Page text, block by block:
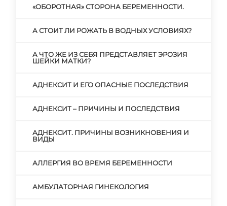
«ОБОРОТНАЯ» СТОРОНА БЕРЕМЕННОСТИ.
А СТОИТ ЛИ РОЖАТЬ В ВОДНЫХ УСЛОВИЯХ?
А ЧТО ЖЕ ИЗ СЕБЯ ПРЕДСТАВЛЯЕТ ЭРОЗИЯ
ШЕЙКИ МАТКИ?
АДНЕКСИТ И ЕГО ОПАСНЫЕ ПОСЛЕДСТВИЯ
АДНЕКСИТ – ПРИЧИНЫ И ПОСЛЕДСТВИЯ
АДНЕКСИТ. ПРИЧИНЫ ВОЗНИКНОВЕНИЯ И
ВИДЫ
АЛЛЕРГИЯ ВО ВРЕМЯ БЕРЕМЕННОСТИ
АМБУЛАТОРНАЯ ГИНЕКОЛОГИЯ